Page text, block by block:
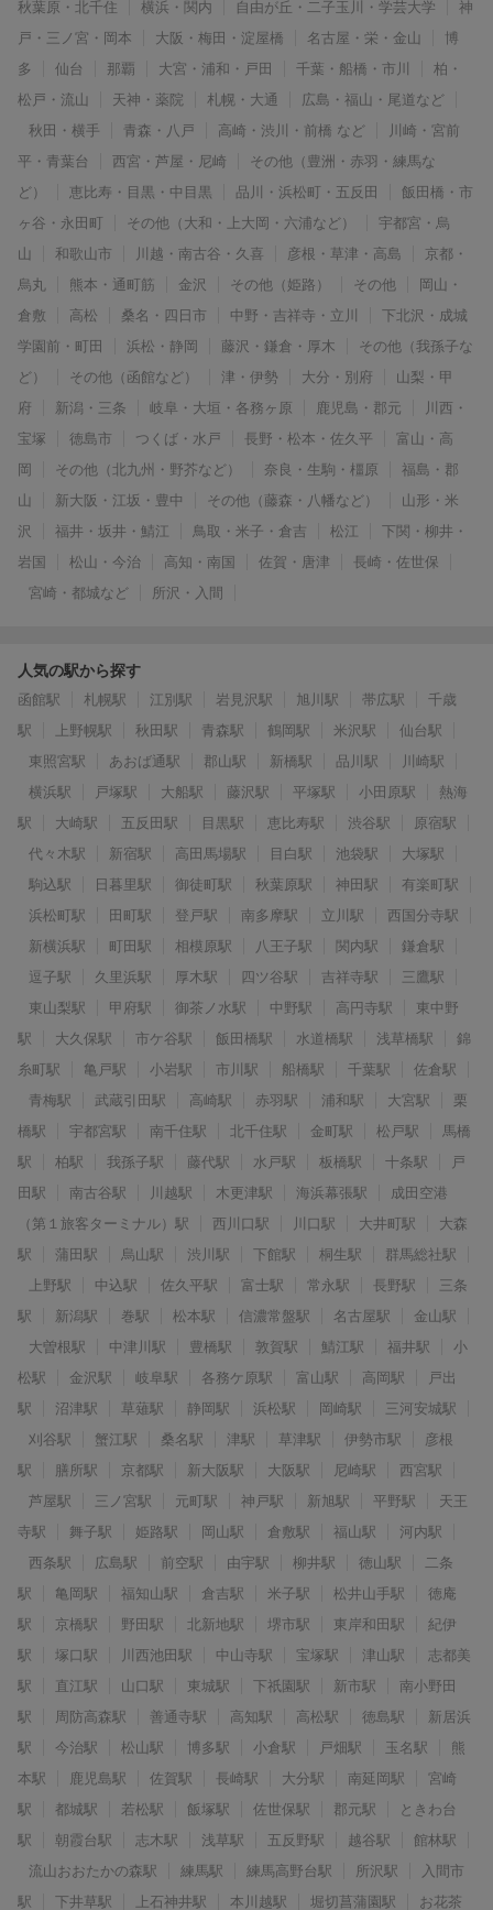
秋葉原・北千住
横浜・関内 自由が丘・二子玉川・学芸大学
神
戸・三ノ宮・岡本
大阪・梅田・淀屋橋 名古屋・栄・金山
博
多
仙台 那覇 大宮・浦和・戸田 千葉・船橋・市川
柏・
松戸・流山
天神・薬院 札幌・大通
広島・福山・尾道など
秋田・横手
青森・八戸 高崎・渋川・前橋 など
川崎・宮前
平・青葉台
西宮・芦屋・尼崎
その他（豊洲・赤羽・練馬な
ど）
恵比寿・目黒・中目黒 品川・浜松町・五反田
飯田橋・市
ヶ谷・永田町
その他（大和・上大岡・六浦など）
宇都宮・烏
山
和歌山市 川越・南古谷・久喜 彦根・草津・高島
京都・
烏丸
熊本・通町筋 金沢 その他（姫路） その他
岡山・
倉敷
高松 桑名・四日市 中野・吉祥寺・立川
下北沢・成城
学園前・町田
浜松・静岡 藤沢・鎌倉・厚木
その他（我孫子な
ど）
その他（函館など） 津・伊勢 大分・別府
山梨・甲
府
新潟・三条 岐阜・大垣・各務ヶ原 鹿児島・郡元
川西・
宝塚
徳島市 つくば・水戸 長野・松本・佐久平
富山・高
岡
その他（北九州・野芥など） 奈良・生駒・橿原
福島・郡
山
新大阪・江坂・豊中 その他（藤森・八幡など）
山形・米
沢
福井・坂井・鯖江 鳥取・米子・倉吉 松江
下関・柳井・
岩国
松山・今治 高知・南国 佐賀・唐津
長崎・佐世保
宮崎・都城など
所沢・入間
人気の駅から探す
函館駅 札幌駅 江別駅 岩見沢駅 旭川駅 帯広駅
千歳
駅
上野幌駅 秋田駅 青森駅 鶴岡駅 米沢駅
仙台駅
東照宮駅
あおば通駅 郡山駅 新橋駅 品川駅
川崎駅
横浜駅
戸塚駅 大船駅 藤沢駅 平塚駅 小田原駅
熱海
駅
大崎駅 五反田駅 目黒駅 恵比寿駅 渋谷駅
原宿駅
代々木駅
新宿駅 高田馬場駅 目白駅 池袋駅
大塚駅
駒込駅
日暮里駅 御徒町駅 秋葉原駅 神田駅
有楽町駅
浜松町駅
田町駅 登戸駅 南多摩駅 立川駅
西国分寺駅
新横浜駅
町田駅 相模原駅 八王子駅 関内駅
鎌倉駅
逗子駅
久里浜駅 厚木駅 四ツ谷駅 吉祥寺駅
三鷹駅
東山梨駅
甲府駅 御茶ノ水駅 中野駅 高円寺駅
東中野
駅
大久保駅 市ケ谷駅 飯田橋駅 水道橋駅 浅草橋駅
錦
糸町駅
亀戸駅 小岩駅 市川駅 船橋駅 千葉駅
佐倉駅
青梅駅
武蔵引田駅 高崎駅 赤羽駅 浦和駅 大宮駅
栗
橋駅
宇都宮駅 南千住駅 北千住駅 金町駅 松戸駅
馬橋
駅
柏駅 我孫子駅 藤代駅 水戸駅 板橋駅 十条駅
戸
田駅
南古谷駅 川越駅 木更津駅 海浜幕張駅
成田空港
（第１旅客ターミナル）駅
西川口駅 川口駅 大井町駅
大森
駅
蒲田駅 烏山駅 渋川駅 下館駅 桐生駅
群馬総社駅
上野駅
中込駅 佐久平駅 富士駅 常永駅 長野駅
三条
駅
新潟駅 巻駅 松本駅 信濃常盤駅 名古屋駅
金山駅
大曽根駅
中津川駅 豊橋駅 敦賀駅 鯖江駅 福井駅
小
松駅
金沢駅 岐阜駅 各務ケ原駅 富山駅 高岡駅
戸出
駅
沼津駅 草薙駅 静岡駅 浜松駅 岡崎駅
三河安城駅
刈谷駅
蟹江駅 桑名駅 津駅 草津駅 伊勢市駅
彦根
駅
膳所駅 京都駅 新大阪駅 大阪駅 尼崎駅
西宮駅
芦屋駅
三ノ宮駅 元町駅 神戸駅 新旭駅 平野駅
天王
寺駅
舞子駅 姫路駅 岡山駅 倉敷駅 福山駅
河内駅
西条駅
広島駅 前空駅 由宇駅 柳井駅 徳山駅
二条
駅
亀岡駅 福知山駅 倉吉駅 米子駅 松井山手駅
徳庵
駅
京橋駅 野田駅 北新地駅 堺市駅 東岸和田駅
紀伊
駅
塚口駅 川西池田駅 中山寺駅 宝塚駅 津山駅
志都美
駅
直江駅 山口駅 東城駅 下祇園駅 新市駅
南小野田
駅
周防高森駅 善通寺駅 高知駅 高松駅 徳島駅
新居浜
駅
今治駅 松山駅 博多駅 小倉駅 戸畑駅 玉名駅
熊
本駅
鹿児島駅 佐賀駅 長崎駅 大分駅 南延岡駅
宮崎
駅
都城駅 若松駅 飯塚駅 佐世保駅 郡元駅
ときわ台
駅
朝霞台駅 志木駅 浅草駅 五反野駅 越谷駅
館林駅
流山おおたかの森駅
練馬駅 練馬高野台駅 所沢駅
入間市
駅
下井草駅 上石神井駅 本川越駅 堀切菖蒲園駅 お花茶